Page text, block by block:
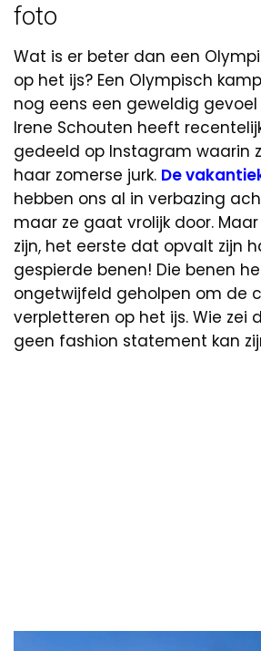
foto
Wat is er beter dan een
op het ijs? Een Olympisch
nog eens een geweldig
Irene Schouten heeft
gedeeld op Instagram waarin
haar zomerse jurk. De
hebben ons al in verbazing
maar ze gaat vrolijk door.
zijn, het eerste dat opvalt zijn
gespierde benen! Die benen
ongetwijfeld geholpen om de
verpletteren op het ijs. Wie zei
geen fashion statement kan